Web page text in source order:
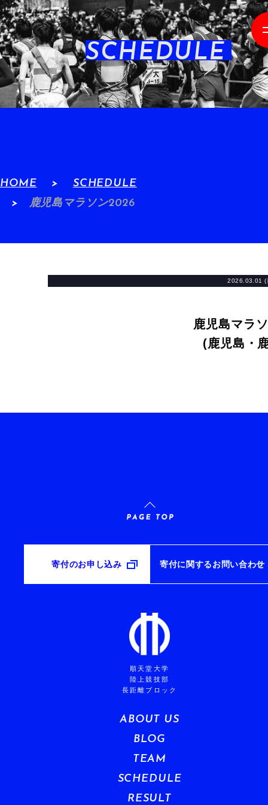
SCHEDULE
HOME
SCHEDULE
鹿児島マラソン2026
2026.03.01 (
鹿児島マラ
(鹿児島・
寄付のお申し込み 寄付に関するお問い合わせ
順天堂大学
陸上競技部
長距離ブロック
ABOUT US
BLOG
TEAM
SCHEDULE
RESULT